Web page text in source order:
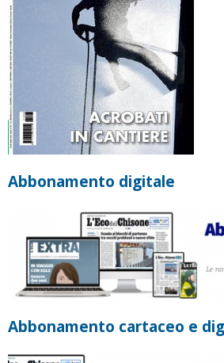
Abbonamento digitale
Abbonamento cartaceo e